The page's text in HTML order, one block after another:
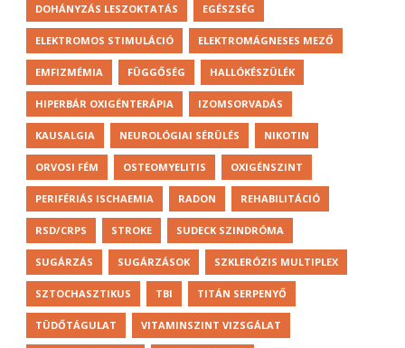
DOHÁNYZÁS LESZOKTATÁS EGÉSZSÉG
ELEKTROMOS STIMULÁCIÓ ELEKTROMÁGNESES MEZŐ
EMFIZMÉMIA FÜGGŐSÉG HALLÓKÉSZÜLÉK
HIPERBÁR OXIGÉNTERÁPIA IZOMSORVADÁS
KAUSALGIA NEUROLÓGIAI SÉRÜLÉS NIKOTIN
ORVOSI FÉM OSTEOMYELITIS OXIGÉNSZINT
PERIFÉRIÁS ISCHAEMIA RADON REHABILITÁCIÓ
RSD/CRPS STROKE SUDECK SZINDRÓMA
SUGÁRZÁS SUGÁRZÁSOK SZKLERÓZIS MULTIPLEX
SZTOCHASZTIKUS TBI TITÁN SERPENYŐ
TÜDŐTÁGULAT VITAMINSZINT VIZSGÁLAT